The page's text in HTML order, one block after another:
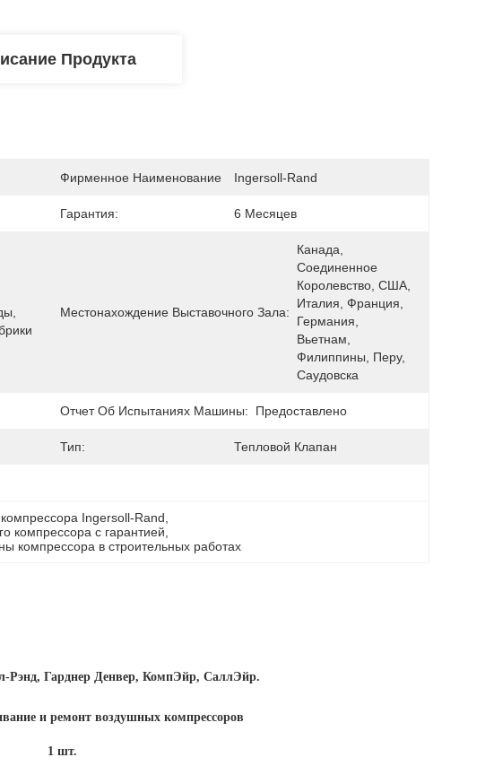
Продукта
Фирменное Наименование Ingersoll-Rand
Гарантия: 6 Месяцев
Местонахождение Выставочного Зала:
Канада,
Соединенное
Королевство, США,
Италия, Франция,
Германия,
Вьетнам,
Филиппины, Перу,
Саудовска
Отчет Об Испытаниях Машины: Предоставлено
Тип: Тепловой Клапан
Ingersoll-Rand
компрессора с гарантией
компрессора в строительных работах
Рэнд, Гарднер Денвер, КомпЭйр, СаллЭйр.
и ремонт воздушных компрессоров
1 шт.